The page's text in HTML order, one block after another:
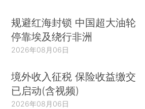
规避红海封锁 中国超大油轮
停靠埃及绕行非洲
2026年08月06日
境外收入征税 保险收益缴交
已启动(含视频)
2026年08月06日